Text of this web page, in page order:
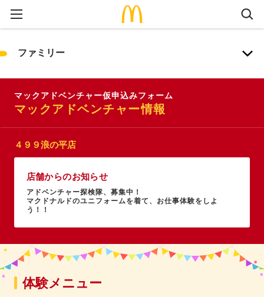
ファミリー
マックアドベンチャー仮申込みフォーム
マックアドベンチャー情報
４９９浪の平店
店舗からのお知らせ
アドベンチャー探検隊、募集中！
マクドナルドのユニフォームを着て、お仕事体験をしよ
う！！
体験メニュー